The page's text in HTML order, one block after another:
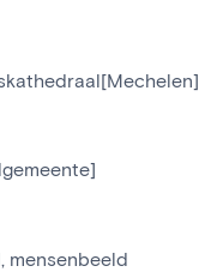
, mensenbeeld